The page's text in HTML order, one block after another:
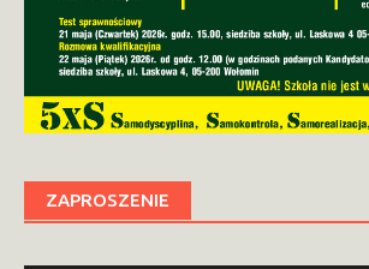
ZAPROSZENIE